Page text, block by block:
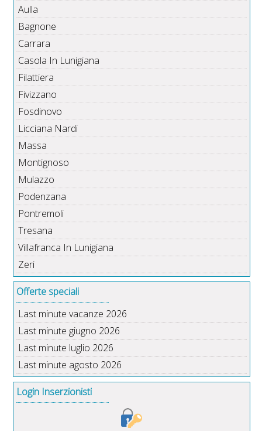
Aulla
Bagnone
Carrara
Casola In Lunigiana
Filattiera
Fivizzano
Fosdinovo
Licciana Nardi
Massa
Montignoso
Mulazzo
Podenzana
Pontremoli
Tresana
Villafranca In Lunigiana
Zeri
Offerte speciali
Last minute vacanze 2026
Last minute giugno 2026
Last minute luglio 2026
Last minute agosto 2026
Login Inserzionisti